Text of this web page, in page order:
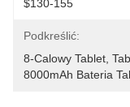
$130-155
Podkreślić:
8-Calowy Tablet
8000mAh Bateria